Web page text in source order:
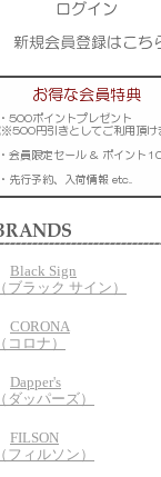
Black Sign
（ブラック サイン）
CORONA
（コロナ）
Dapper's
（ダッパーズ）
FILSON
（フィルソン）